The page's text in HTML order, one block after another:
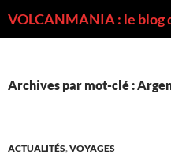
Archives par mot-clé :
ACTUALITÉS,VOYAGES